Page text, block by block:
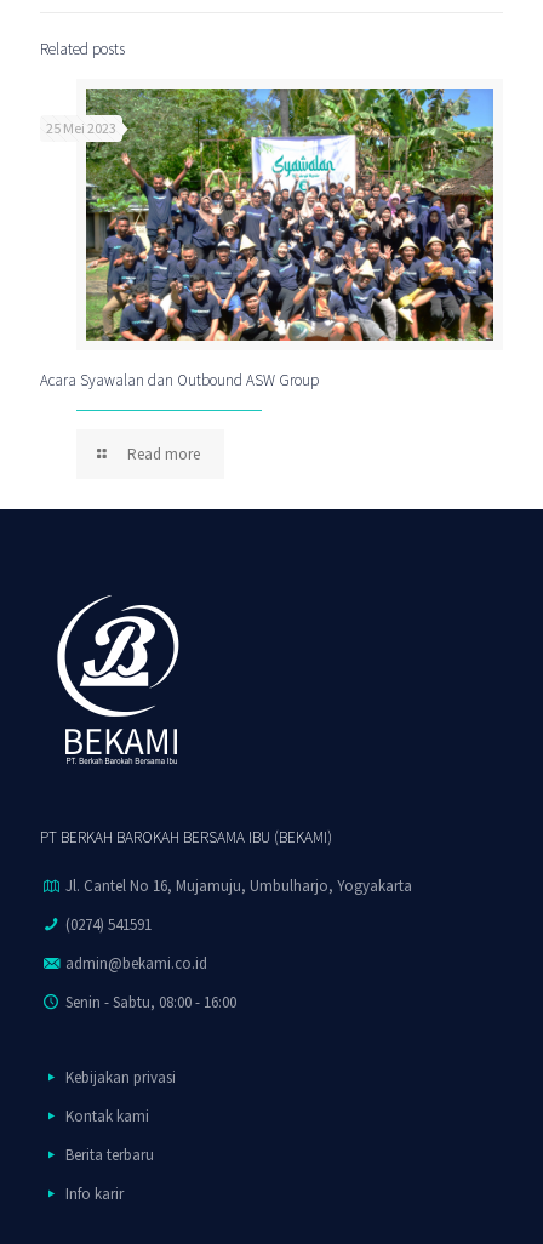
Related posts
25 Mei 2023
Acara Syawalan dan Outbound ASW Group
Read more
PT BERKAH BAROKAH BERSAMA IBU (BEKAMI)
Jl. Cantel No 16, Mujamuju, Umbulharjo, Yogyakarta
(0274) 541591
admin@bekami.co.id
Senin - Sabtu, 08:00 - 16:00
Kebijakan privasi
Kontak kami
Berita terbaru
Info karir